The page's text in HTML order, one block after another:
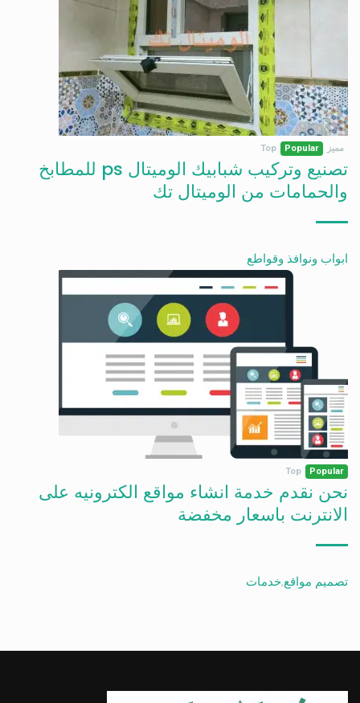
مميز Popular
Top
تصنيع وتركيب شبابيك الوميتال ps للمطابخ
والحمامات من الوميتال تك
ابواب ونوافذ وقواطع
Popular
Top
نحن نقدم خدمة انشاء مواقع الكترونيه على
الانترنت باسعار مخفضة
تصميم مواقع,خدمات